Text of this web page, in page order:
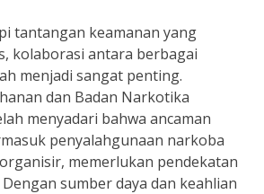
tantangan keamanan yang
kolaborasi antara berbagai
menjadi sangat penting.
dan Badan Narkotika
menyadari bahwa ancaman
penyalahgunaan narkoba
memerlukan pendekatan
sumber daya dan keahlian